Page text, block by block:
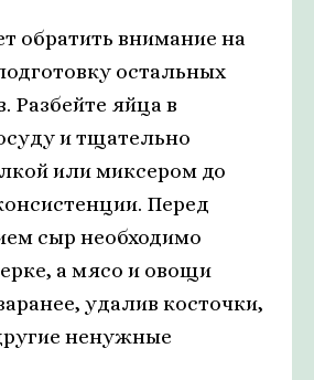
обратить внимание на
остальных
Разбейте яйца в
и тщательно
или миксером до
Перед
сыр необходимо
а мясо и овощи
удалив косточки,
ненужные